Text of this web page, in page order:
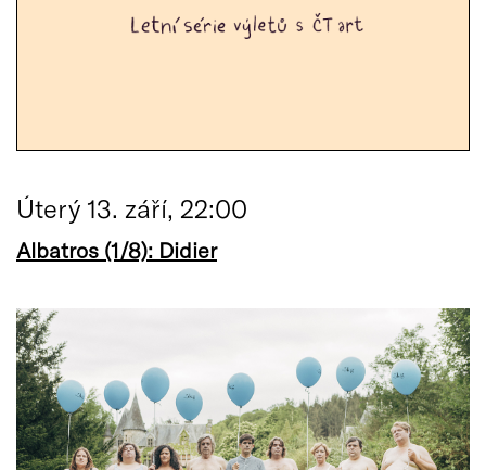
Úterý 13. září, 22:00
Albatros (1/8): Didier